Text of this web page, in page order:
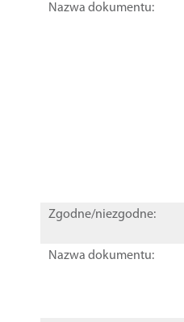
Nazwa dokumentu:
Zgodne/niezgodne:
Nazwa dokumentu: